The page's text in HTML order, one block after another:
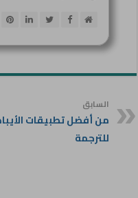
السابق
من أفضل تطبيقات
للترجمة